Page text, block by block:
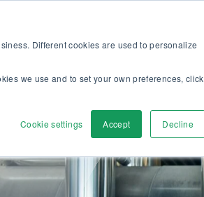
Different cookies are used to personalize
we use and to set your own preferences, click
Cookie settings Accept Decline
Découvrir